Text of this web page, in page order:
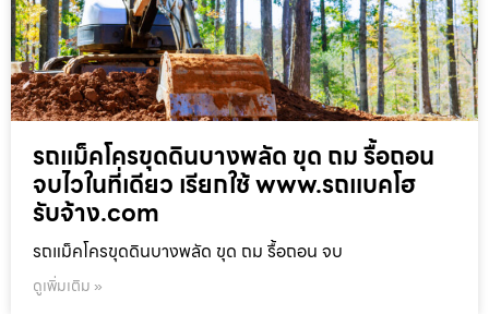
รถแม็คโครขุดดินบางพลัด ขุด ถม รื้อถอน
จบไวในที่เดียว เรียกใช้ www.รถแบคโฮ
รับจ้าง.com
รถแม็คโครขุดดินบางพลัด ขุด ถม รื้อถอน จบ
ดูเพิ่มเติม »